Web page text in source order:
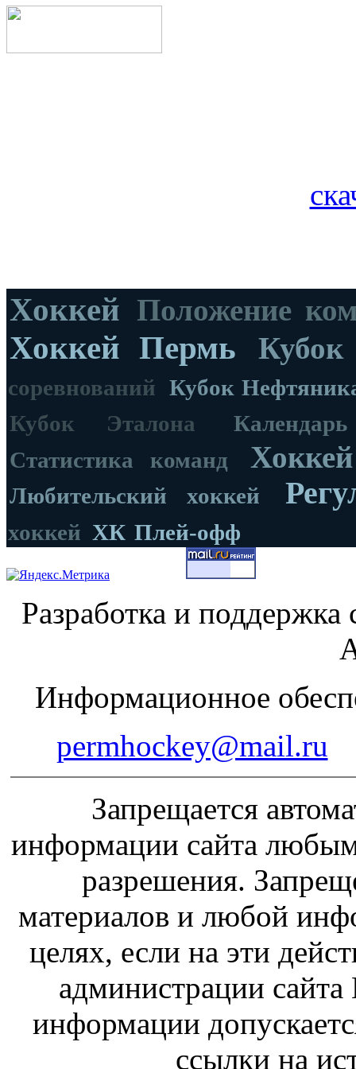
Хоккей Положение
Хоккей Пермь
соревнований Кубок
Кубок Эталона
Статистика команд
Любительский хоккей
хоккей ХК Плей-офф
Разработка и
Информационное
permhockey@mail.ru
Запрещается
информации сайта
разрешения.
материалов и любой
целях, если на эти
администрации
информации
ссылки на